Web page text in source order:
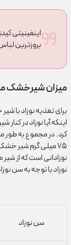
اینفینیتی
بروزترین
میزان شیرخشک
برای تغذیه نوزاد با
اینکه آیا نوزاد در
۷۵ میلی گرم شیر
نوزادانی است که از
نوزاد با توجه به سن
سن نوزاد